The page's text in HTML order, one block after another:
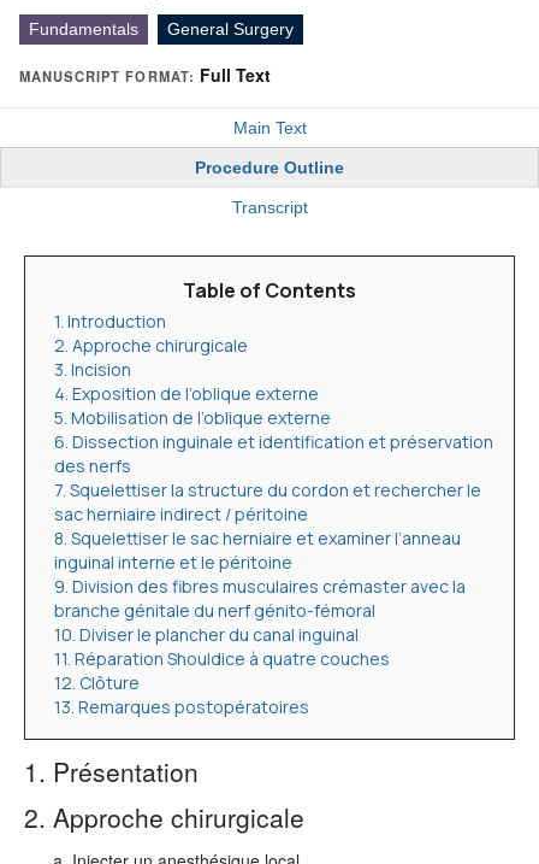
Fundamentals General Surgery
MANUSCRIPT FORMAT: Full Text
Main Text
Procedure Outline
Transcript
Table of Contents
1. Introduction
2. Approche chirurgicale
3. Incision
4. Exposition de l’oblique externe
5. Mobilisation de l’oblique externe
6. Dissection inguinale et identification et préservation
des nerfs
7. Squelettiser la structure du cordon et rechercher le
sac herniaire indirect / péritoine
8. Squelettiser le sac herniaire et examiner l’anneau
inguinal interne et le péritoine
9. Division des fibres musculaires crémaster avec la
branche génitale du nerf génito-fémoral
10. Diviser le plancher du canal inguinal
11. Réparation Shouldice à quatre couches
12. Clôture
13. Remarques postopératoires
1. Présentation
2. Approche chirurgicale